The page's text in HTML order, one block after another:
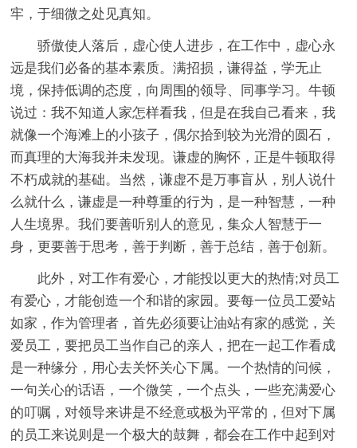
牢，于细微之处见真知。
骄傲使人落后，虚心使人进步，在工作中，虚心永
远是我们必备的基本素质。满招损，谦得益，学无止
境，保持低调的态度，向周围的领导、同事学习。牛顿
说过：我不知道人家怎样看我，但是在我自己看来，我
就像一个海滩上的小孩子，偶尔拾到较为光滑的圆石，
而真理的大海我并未发现。谦虚的胸怀，正是牛顿取得
不朽成就的基础。当然，谦虚不是万事盲从，别人说什
么就什么，谦虚是一种尊重的行为，是一种智慧，一种
人生境界。我们要善听别人的意见，集众人智慧于一
身，更要善于思考，善于判断，善于总结，善于创新。
此外，对工作有爱心，才能投以更大的热情;对员工
有爱心，才能创造一个和谐的家园。要每一位员工爱站
如家，作为管理者，首先必须要让油站有家的感觉，关
爱员工，要把员工当作自己的亲人，把在一起工作看成
是一种缘分，用心去关怀关心下属。一个热情的问候，
一句关心的话语，一个微笑，一个点头，一些充满爱心
的叮嘱，对领导来讲是不经意或极为平常的，但对下属
的员工来说则是一个极大的鼓舞，都会在工作中起到对